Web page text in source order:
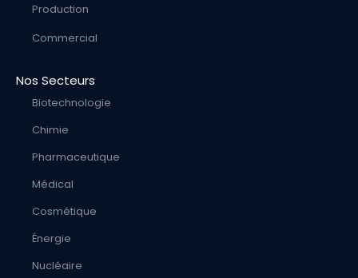
Production
Commercial
Nos Secteurs
Biotechnologie
Chimie
Pharmaceutique
Médical
Cosmétique
Énergie
Nucléaire